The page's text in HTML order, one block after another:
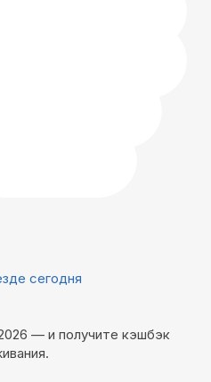
сегодня
— и получите кэшбэк